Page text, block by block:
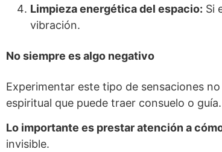
Limpieza energética del espacio: Si
vibración.
No siempre es algo negativo
Experimentar este tipo de sensaciones
espiritual que puede traer consuelo o guía.
Lo importante es prestar atención a
invisible.